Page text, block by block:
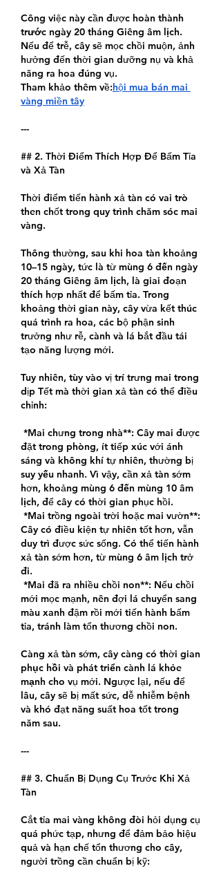
Công việc này cần được hoàn thành
trước ngày 20 tháng Giêng âm lịch.
Nếu để trễ, cây sẽ mọc chồi muộn, ảnh
hưởng đến thời gian dưỡng nụ và khả
năng ra hoa đúng vụ.
Tham khảo thêm về:hội mua bán mai
vàng miền tây
---
## 2. Thời Điểm Thích Hợp Để Bấm Tỉa
và Xả Tàn
Thời điểm tiến hành xả tàn có vai trò
then chốt trong quy trình chăm sóc mai
vàng.
10–15 ngày, tức là từ mùng 6 đến ngày
20 tháng Giêng âm lịch, là giai đoạn
thích hợp nhất để bấm tỉa. Trong
khoảng thời gian này, cây vừa kết thúc
quá trình ra hoa, các bộ phận sinh
trưởng như rễ, cành và lá bắt đầu tái
tạo năng lượng mới.
Tuy nhiên, tùy vào vị trí trưng mai trong
dịp Tết mà thời gian xả tàn có thể điều
chỉnh:
*Mai chưng trong nhà**: Cây mai được
đặt trong phòng, ít tiếp xúc với ánh
suy yếu nhanh. Vì vậy, cần xả tàn sớm
hơn, khoảng mùng 6 đến mùng 10 âm
lịch, để cây có thời gian phục hồi.
*Mai trồng ngoài trời hoặc mai vườn**:
Cây có điều kiện tự nhiên tốt hơn, vẫn
duy trì được sức sống. Có thể tiến hành
xả tàn sớm hơn, từ mùng 6 âm lịch trở
đi.
*Mai đã ra nhiều chồi non**: Nếu chồi
mới mọc mạnh, nên đợi lá chuyển sang
màu xanh đậm rồi mới tiến hành bấm
tỉa, tránh làm tổn thương chồi non.
phục hồi và phát triển cành lá khỏe
mạnh cho vụ mới. Ngược lại, nếu để
lâu, cây sẽ bị mất sức, dễ nhiễm bệnh
và khó đạt năng suất hoa tốt trong
năm sau.
---
## 3. Chuẩn Bị Dụng Cụ Trước Khi Xả
Tàn
Cắt tỉa mai vàng không đòi hỏi dụng cụ
quá phức tạp, nhưng để đảm bảo hiệu
quả và hạn chế tổn thương cho cây,
người trồng cần chuẩn bị kỹ: